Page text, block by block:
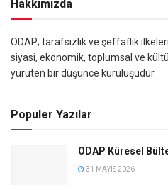
Hakkımızda
ODAP; tarafsızlık ve şeffaflık
siyasi, ekonomik, toplumsal ve
yürüten bir düşünce kuruluşudur.
Populer Yazılar
ODAP Küresel
31 MAYIS 2026